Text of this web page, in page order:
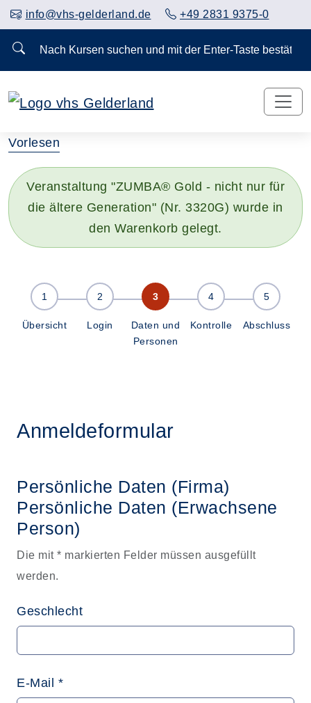
info@vhs-gelderland.de +49 2831 9375-0
Nach Kursen suchen und mit der Enter-Taste
Vorlesen
Veranstaltung "ZUMBA® Gold - nicht nur für
die ältere Generation" (Nr. 3320G) wurde in
den Warenkorb gelegt.
Übersicht Login
Daten und
Personen
Kontrolle Abschluss
Anmeldeformular
Persönliche Daten (Firma)
Persönliche Daten (Erwachsene
Person)
Die mit * markierten Felder müssen ausgefüllt
werden.
Geschlecht
E-Mail *